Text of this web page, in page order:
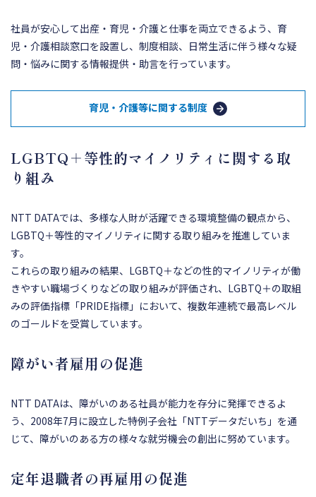
社員が安心して出産・育児・介護と仕事を両立できるよう、育
児・介護相談窓口を設置し、制度相談、日常生活に伴う様々な疑
問・悩みに関する情報提供・助言を行っています。
育児・介護等に関する制度
LGBTQ＋等性的マイノリティに関する取
り組み
NTT DATAでは、多様な人財が活躍できる環境整備の観点から、
LGBTQ＋等性的マイノリティに関する取り組みを推進していま
す。
これらの取り組みの結果、LGBTQ＋などの性的マイノリティが働
きやすい職場づくりなどの取り組みが評価され、LGBTQ＋の取組
みの評価指標「PRIDE指標」において、複数年連続で最高レベル
のゴールドを受賞しています。
障がい者雇用の促進
NTT DATAは、障がいのある社員が能力を存分に発揮できるよ
う、2008年7月に設立した特例子会社「NTTデータだいち」を通
じて、障がいのある方の様々な就労機会の創出に努めています。
定年退職者の再雇用の促進